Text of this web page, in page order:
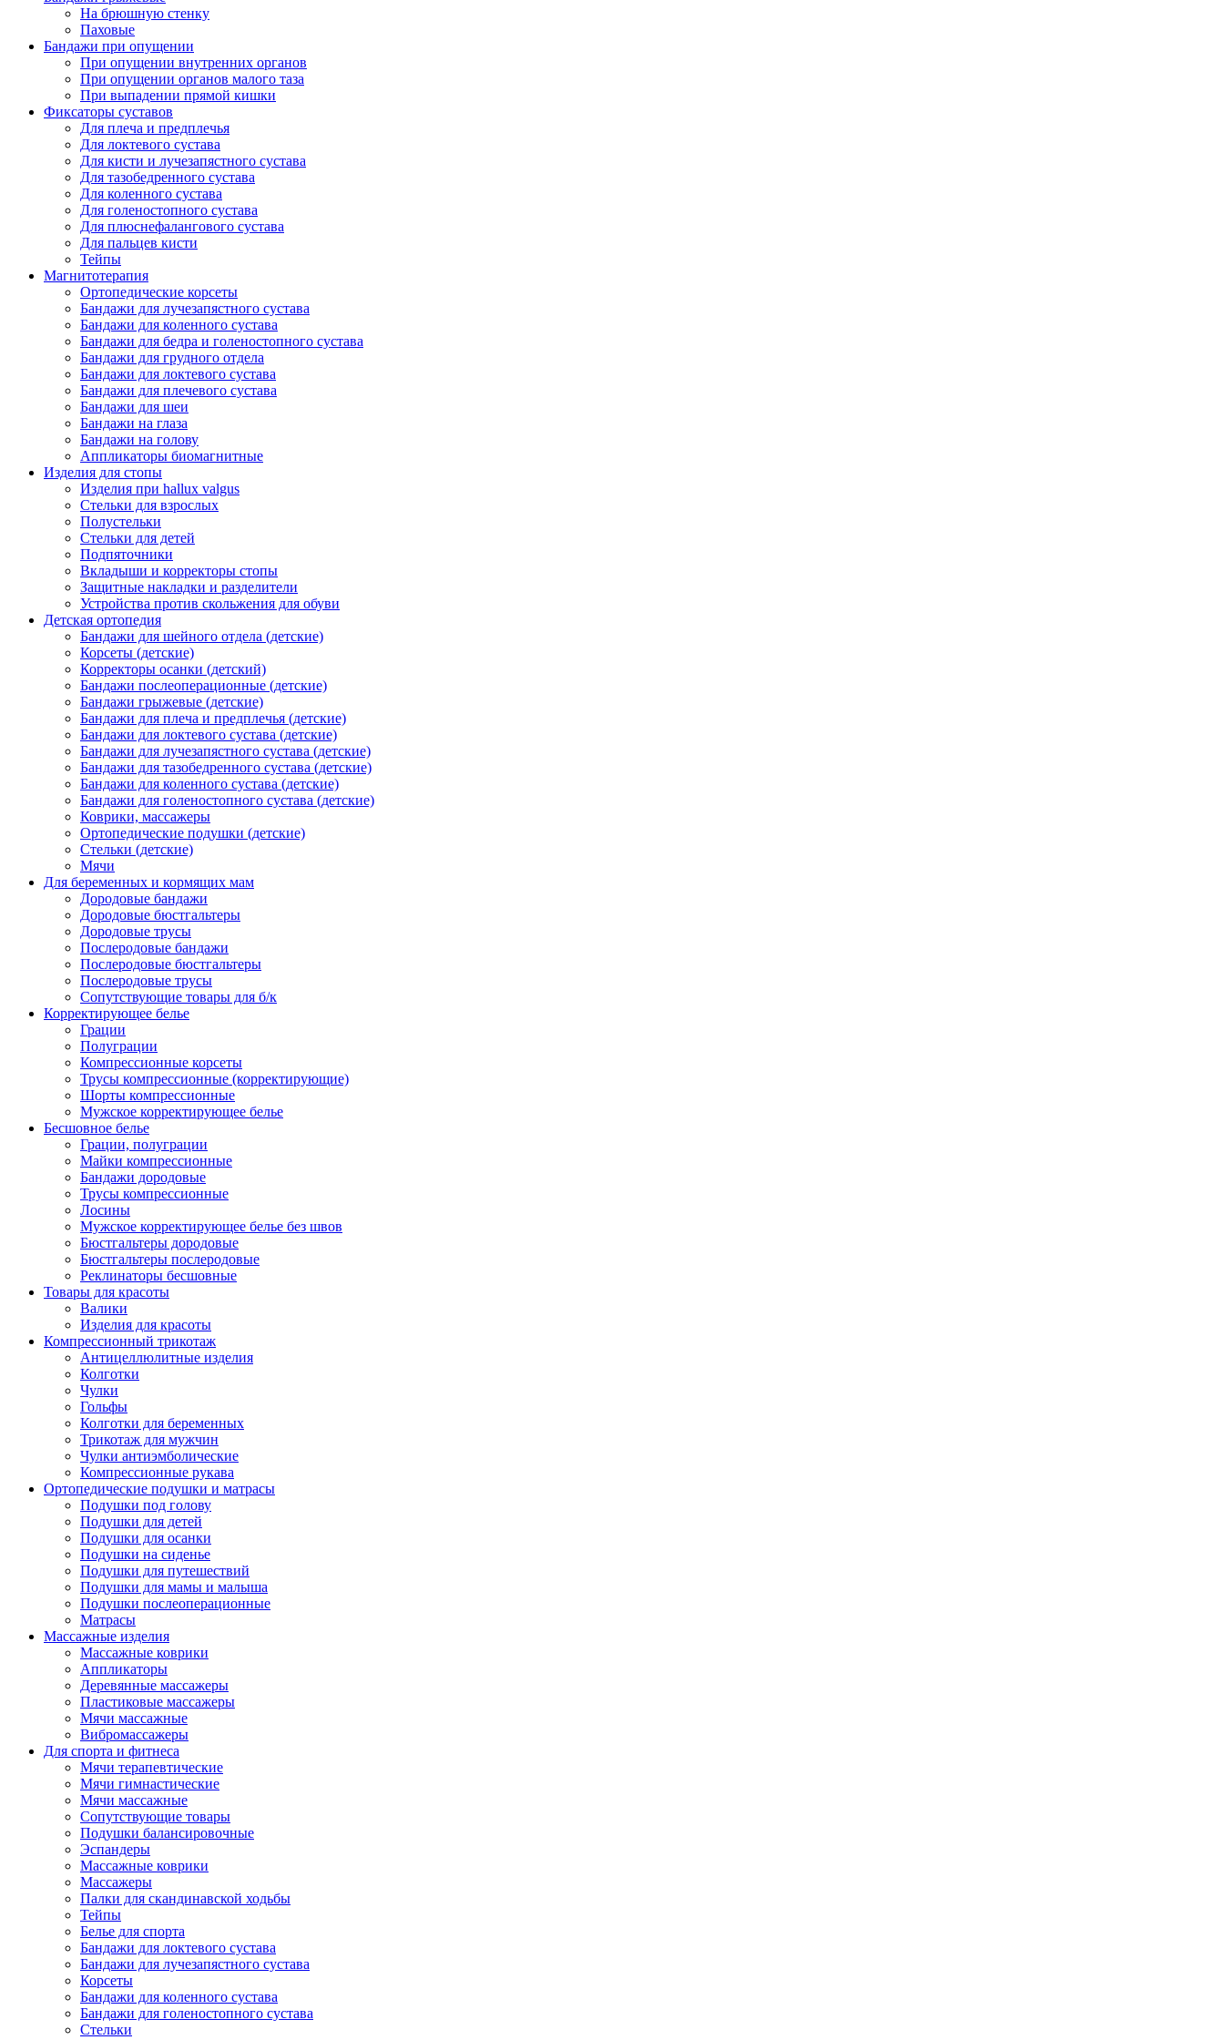
На брюшную стенку
Паховые
Бандажи при опущении
При опущении внутренних органов
При опущении органов малого таза
При выпадении прямой кишки
Фиксаторы суставов
Для плеча и предплечья
Для локтевого сустава
Для кисти и лучезапястного сустава
Для тазобедренного сустава
Для коленного сустава
Для голеностопного сустава
Для плюснефалангового сустава
Для пальцев кисти
Тейпы
Магнитотерапия
Ортопедические корсеты
Бандажи для лучезапястного сустава
Бандажи для коленного сустава
Бандажи для бедра и голеностопного сустава
Бандажи для грудного отдела
Бандажи для локтевого сустава
Бандажи для плечевого сустава
Бандажи для шеи
Бандажи на глаза
Бандажи на голову
Аппликаторы биомагнитные
Изделия для стопы
Изделия при hallux valgus
Стельки для взрослых
Полустельки
Стельки для детей
Подпяточники
Вкладыши и корректоры стопы
Защитные накладки и разделители
Устройства против скольжения для обуви
Детская ортопедия
Бандажи для шейного отдела (детские)
Корсеты (детские)
Корректоры осанки (детский)
Бандажи послеоперационные (детские)
Бандажи грыжевые (детские)
Бандажи для плеча и предплечья (детские)
Бандажи для локтевого сустава (детские)
Бандажи для лучезапястного сустава (детские)
Бандажи для тазобедренного сустава (детские)
Бандажи для коленного сустава (детские)
Бандажи для голеностопного сустава (детские)
Коврики, массажеры
Ортопедические подушки (детские)
Стельки (детские)
Мячи
Для беременных и кормящих мам
Дородовые бандажи
Дородовые бюстгальтеры
Дородовые трусы
Послеродовые бандажи
Послеродовые бюстгальтеры
Послеродовые трусы
Сопутствующие товары для б/к
Корректирующее белье
Грации
Полуграции
Компрессионные корсеты
Трусы компрессионные (корректирующие)
Шорты компрессионные
Мужское корректирующее белье
Бесшовное белье
Грации, полуграции
Майки компрессионные
Бандажи дородовые
Трусы компрессионные
Лосины
Мужское корректирующее белье без швов
Бюстгальтеры дородовые
Бюстгальтеры послеродовые
Реклинаторы бесшовные
Товары для красоты
Валики
Изделия для красоты
Компрессионный трикотаж
Антицеллюлитные изделия
Колготки
Чулки
Гольфы
Колготки для беременных
Трикотаж для мужчин
Чулки антиэмболические
Компрессионные рукава
Ортопедические подушки и матрасы
Подушки под голову
Подушки для детей
Подушки для осанки
Подушки на сиденье
Подушки для путешествий
Подушки для мамы и малыша
Подушки послеоперационные
Матрасы
Массажные изделия
Массажные коврики
Аппликаторы
Деревянные массажеры
Пластиковые массажеры
Мячи массажные
Вибромассажеры
Для спорта и фитнеса
Мячи терапевтические
Мячи гимнастические
Мячи массажные
Сопутствующие товары
Подушки балансировочные
Эспандеры
Массажные коврики
Массажеры
Палки для скандинавской ходьбы
Тейпы
Белье для спорта
Бандажи для локтевого сустава
Бандажи для лучезапястного сустава
Корсеты
Бандажи для коленного сустава
Бандажи для голеностопного сустава
Стельки